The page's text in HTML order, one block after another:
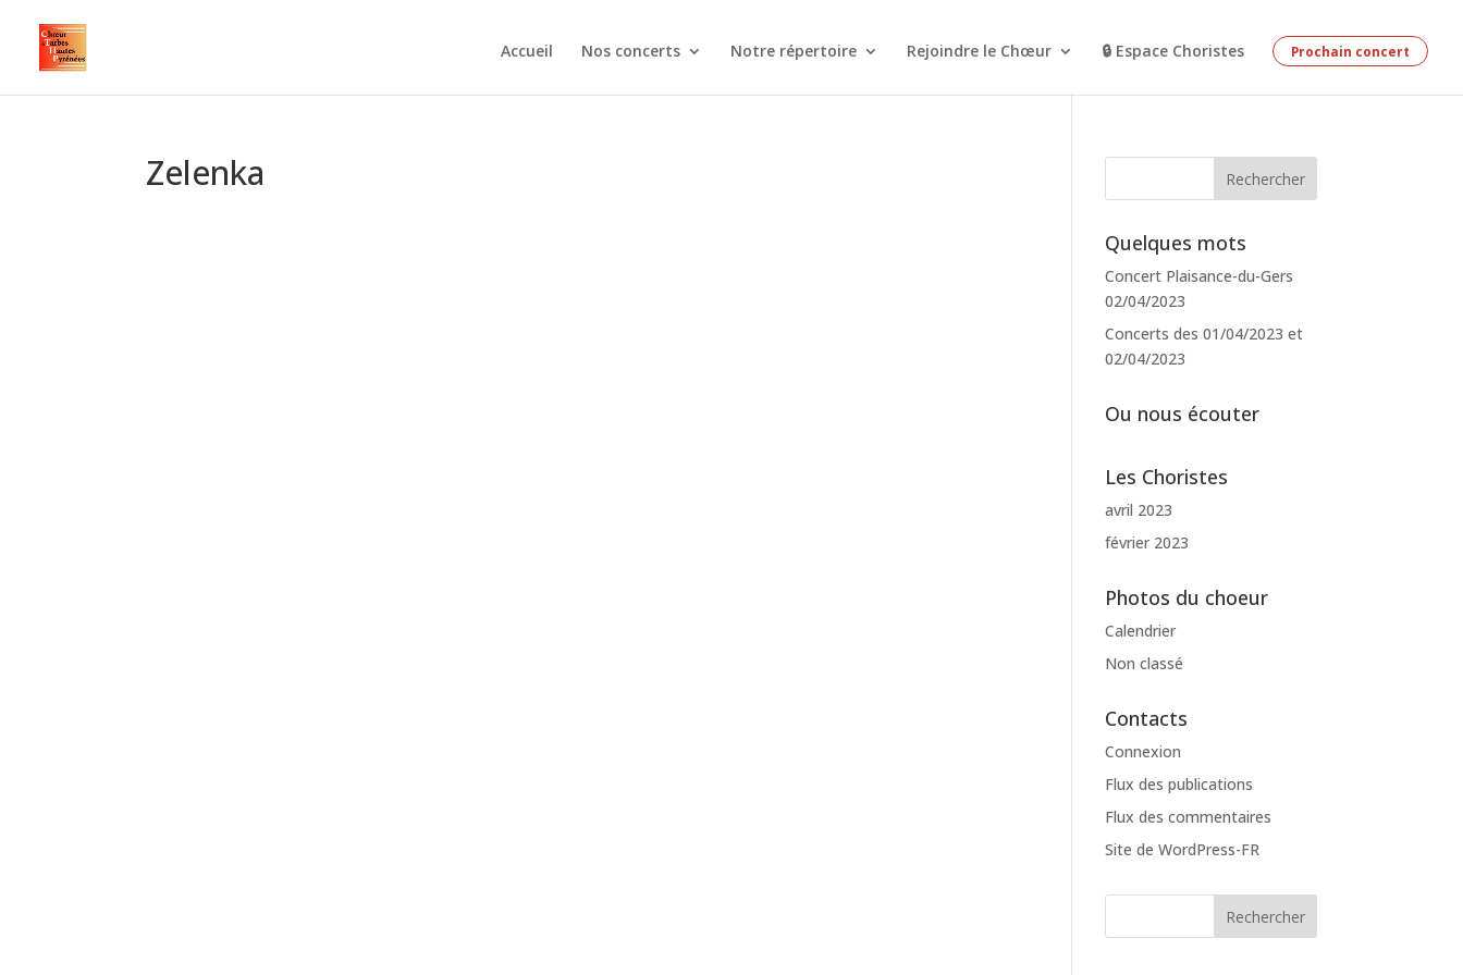
Accueil Nos concerts Notre répertoire Rejoindre le Chœur 🔒 Espace Choristes Prochain concert
Zelenka
Quelques mots
Concert Plaisance-du-Gers
02/04/2023
Concerts des 01/04/2023 et
02/04/2023
Ou nous écouter
Les Choristes
avril 2023
février 2023
Photos du choeur
Calendrier
Non classé
Contacts
Connexion
Flux des publications
Flux des commentaires
Site de WordPress-FR